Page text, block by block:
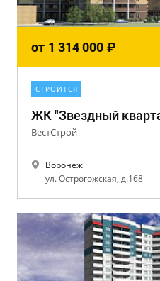
от 1 314 000 ₽
СТРОИТСЯ
ЖК "Звездный
ВестСтрой
Воронеж
ул. Острогожская, д.168